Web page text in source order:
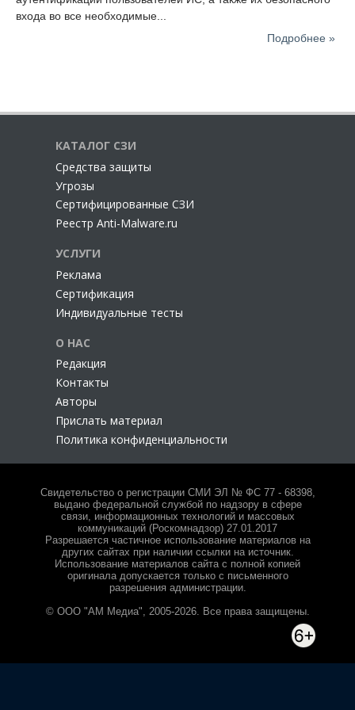
входа во все необходимые...
Подробнее »
КАТАЛОГ СЗИ
Cредства защиты
Угрозы
Сертифицированные СЗИ
Реестр Anti-Malware.ru
УСЛУГИ
Реклама
Сертификация
Индивидуальные тесты
О НАС
Редакция
Контакты
Авторы
Прислать материал
Политика конфиденциальности
Свидетельство о регистрации СМИ ЭЛ № ФС 77 - 68398,
выдано федеральной службой по надзору в сфере
связи, информационных технологий и массовых
коммуникаций (Роскомнадзор) 27.01.2017
Разрешается частичное использование материалов на
других сайтах при наличии ссылки на источник.
Использование материалов сайта с полной копией
оригинала допускается только с письменного
разрешения администрации.
© ООО "АМ Медиа", 2005-2026. Все права защищены.